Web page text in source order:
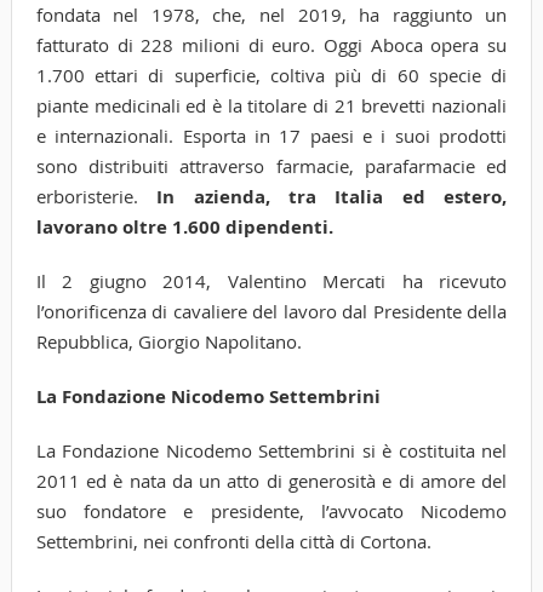
fondata nel 1978, che, nel 2019, ha raggiunto un
fatturato di 228 milioni di euro. Oggi Aboca opera su
1.700 ettari di superficie, coltiva più di 60 specie di
piante medicinali ed è la titolare di 21 brevetti nazionali
e internazionali. Esporta in 17 paesi e i suoi prodotti
sono distribuiti attraverso farmacie, parafarmacie ed
erboristerie. In azienda, tra Italia ed estero,
lavorano oltre 1.600 dipendenti.
Il 2 giugno 2014, Valentino Mercati ha ricevuto
l’onorificenza di cavaliere del lavoro dal Presidente della
Repubblica, Giorgio Napolitano.
La Fondazione Nicodemo Settembrini
La Fondazione Nicodemo Settembrini si è costituita nel
2011 ed è nata da un atto di generosità e di amore del
suo fondatore e presidente, l’avvocato Nicodemo
Settembrini, nei confronti della città di Cortona.